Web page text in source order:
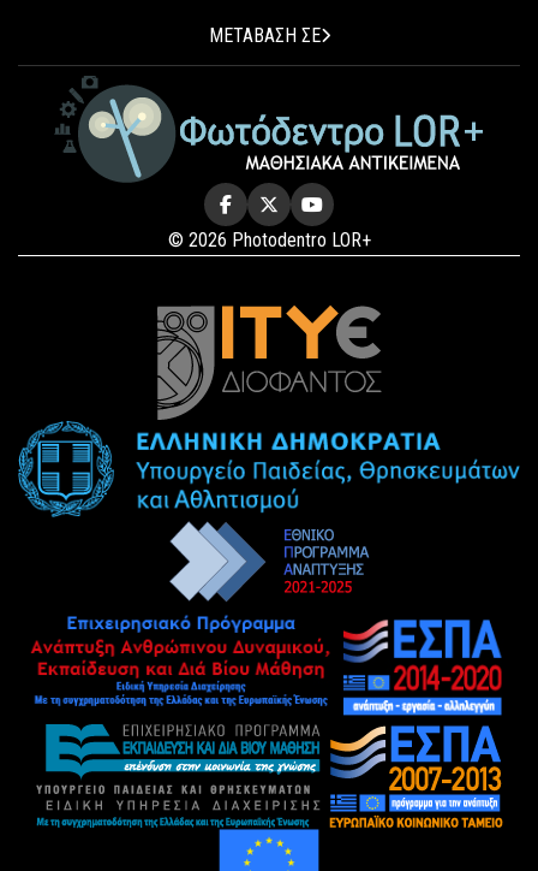
ΜΕΤΑΒΑΣΗ ΣΕ
© 2026 Photodentro LOR+